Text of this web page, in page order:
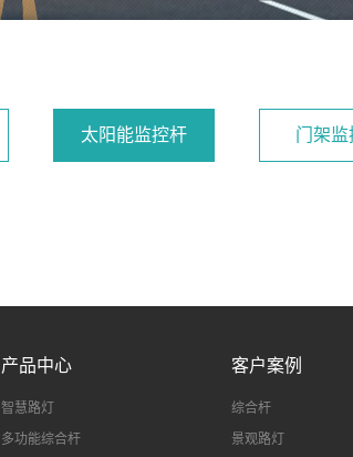
太阳能监控杆 门架监
产品中心
智慧路灯
多功能综合杆
客户案例
综合杆
景观路灯